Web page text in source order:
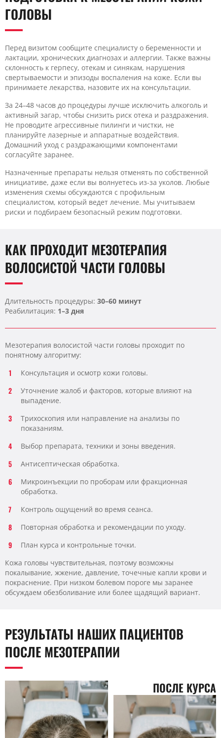
ГОЛОВЫ
Перед визитом сообщите специалисту о беременности и
лактации, хронических диагнозах и аллергии. Также важны
склонность к герпесу, отекам и синякам, нарушения
свертываемости и эпизоды воспаления на коже. Если вы
принимаете лекарства, назовите их на консультации.
За 24–48 часов до процедуры лучше исключить алкоголь и
активный загар, чтобы снизить риск отека и раздражения.
Не проводите агрессивные пилинги и чистки, не
планируйте лазерные и аппаратные воздействия.
Домашний уход с раздражающими компонентами
согласуйте заранее.
Назначенные препараты нельзя отменять по собственной
инициативе, даже если вы волнуетесь из-за уколов. Любые
изменения схемы обсуждаются с профильным
специалистом, который ведет лечение. Мы учитываем
риски и подбираем безопасный режим подготовки.
КАК ПРОХОДИТ МЕЗОТЕРАПИЯ
ВОЛОСИСТОЙ ЧАСТИ ГОЛОВЫ
Длительность процедуры: 30–60 минут
Реабилитация: 1–3 дня
Мезотерапия волосистой части головы проходит по
понятному алгоритму:
Консультация и осмотр кожи головы.
Уточнение жалоб и факторов, которые влияют на
выпадение.
Трихоскопия или направление на анализы по
показаниям.
Выбор препарата, техники и зоны введения.
Антисептическая обработка.
Микроинъекции по проборам или фракционная
обработка.
Контроль ощущений во время сеанса.
Повторная обработка и рекомендации по уходу.
План курса и контрольные точки.
Кожа головы чувствительная, поэтому возможны
покалывание, жжение, давление, точечные капли крови и
покраснение. При низком болевом пороге мы заранее
обсуждаем обезболивание или более щадящий вариант.
РЕЗУЛЬТАТЫ НАШИХ ПАЦИЕНТОВ
ПОСЛЕ МЕЗОТЕРАПИИ
ПОСЛЕ КУРСА